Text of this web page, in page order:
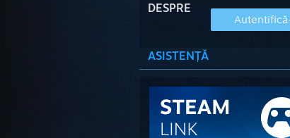
DESPRE
ASISTENȚĂ